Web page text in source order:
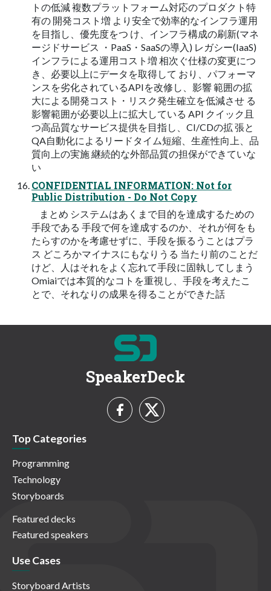
トの低減 複数プラットフォーム対応のプロダクト特
有の 開発コスト増 より安全で効率的なインフラ運用
を目指し、優先度をつ け、インフラ構成の刷新(マネ
ージドサービス ・PaaS・SaaSの導入) レガシー(IaaS)
インフラによる運用コスト増 相次ぐ仕様の変更につ
き、必要以上にデータを取得して おり、パフォーマ
ンスを劣化されているAPIを改修し、影響 範囲の拡
大による開発コスト・リスク発生確立を低減させ る
影響範囲が必要以上に拡大している API クイック且
つ高品質なサービス提供を目指し、CI/CDの拡 張と
QA自動化によるリードタイム短縮、生産性向上、品
質向上の実施 継続的な外部品質の担保ができていな
い
CONFIDENTIAL INFORMATION: Not for
Public Distribution - Do Not Copy
まとめ システムはあくまで目的を達成するための
手段である 手段で何を達成するのか、それが何をも
たらすのかを考慮せずに、手段を振るうことはプラ
ス どころかマイナスにもなりうる 当たり前のことだ
けど、人はそれをよく忘れて手段に固執してしまう
Omiaiでは本質的なコトを重視し、手段を考えたこ
とで、それなりの成果を得ることができた話
SpeakerDeck
Top Categories
Programming
Technology
Storyboards
Featured decks
Featured speakers
Use Cases
Storyboard Artists